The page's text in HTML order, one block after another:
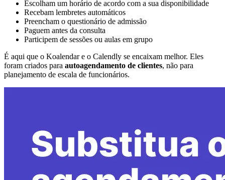
Escolham um horário de acordo com a sua disponibilidade
Recebam lembretes automáticos
Preencham o questionário de admissão
Paguem antes da consulta
Participem de sessões ou aulas em grupo
É aqui que o Koalendar e o Calendly se encaixam melhor. Eles
foram criados para autoagendamento de clientes, não para
planejamento de escala de funcionários.